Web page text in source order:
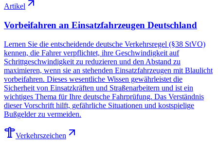
Artikel
Vorbeifahren an Einsatzfahrzeugen Deutschland
Lernen Sie die entscheidende deutsche Verkehrsregel (§38 StVO)
kennen, die Fahrer verpflichtet, ihre Geschwindigkeit auf
Schrittgeschwindigkeit zu reduzieren und den Abstand zu
maximieren, wenn sie an stehenden Einsatzfahrzeugen mit Blaulicht
vorbeifahren. Dieses wesentliche Wissen gewährleistet die
Sicherheit von Einsatzkräften und Straßenarbeitern und ist ein
wichtiges Thema für Ihre deutsche Fahrprüfung. Das Verständnis
dieser Vorschrift hilft, gefährliche Situationen und kostspielige
Bußgelder zu vermeiden.
Verkehrszeichen